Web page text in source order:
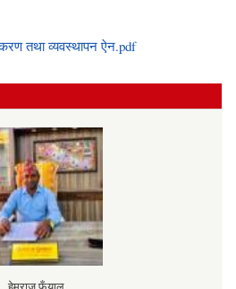
तथा व्यवस्थापन ऐन.pdf